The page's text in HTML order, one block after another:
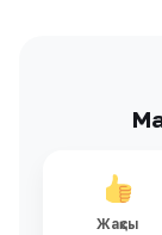
Жақсы